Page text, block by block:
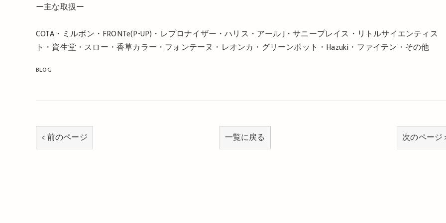
ー主な取扱ー
COTA・ミルボン・FRONTe(P-UP)・レプロナイザー・ハリス・アール J・サニープレイス・リトルサイエンティス
ト・資生堂・スロー・香草カラー・フォンテーヌ・レオンカ・グリーンポット・Hazuki・ファイテン・その他
BLOG
< 前のページ 一覧に戻る 次のページ